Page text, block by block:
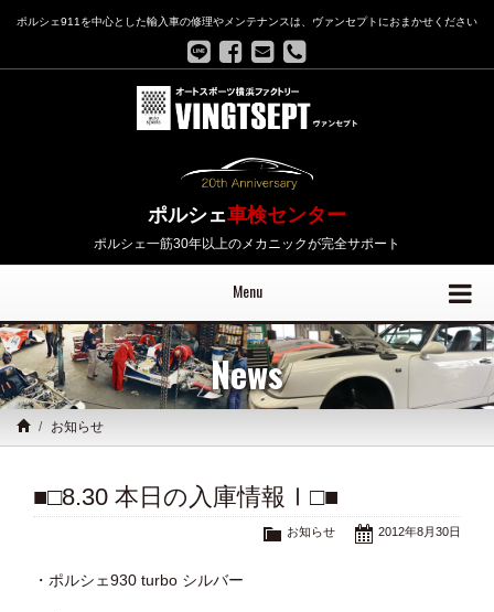
ポルシェ911を中心とした輸入車の修理やメンテナンスは、ヴァンセプトにおまかせください
ポルシェ車検センター
ポルシェ一筋30年以上のメカニックが完全サポート
Menu
News
お知らせ
■□8.30 本日の入庫情報Ⅰ□■
2012年8月30日
お知らせ
・ポルシェ930 turbo シルバー